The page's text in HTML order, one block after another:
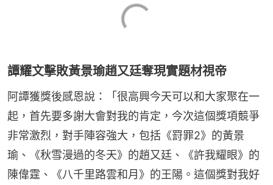
譚耀文擊敗黃景瑜趙又廷奪現實題材視帝
阿譚獲獎後感恩說：「很高興今天可以和大家聚在一
起，首先要多謝大會對我的肯定，今次這個獎項競爭
非常激烈，對手陣容強大，包括《罸罪2》的黃景
瑜、《秋雪漫過的冬天》的趙又廷、《許我耀眼》的
陳偉霆、《八千里路雲和月》的王陽。這個獎對我好